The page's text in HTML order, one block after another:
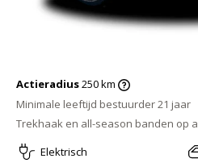
Actieradius250 km
Minimale leeftijd bestuurder 21 jaar
Trekhaak en all-season banden op
Elektrisch